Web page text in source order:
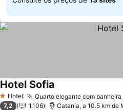
1 Estrelas
Hotel Quarto elegante com
Hotel Sofia
7,2 1.106 Catania, a 10.5 km de